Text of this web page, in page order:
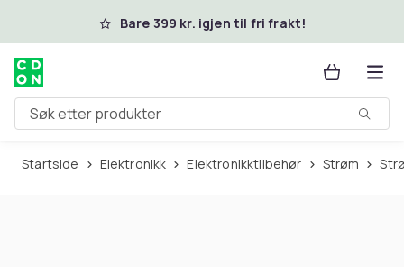
Hopp til hovedinnholdBare 399 kr. igjen til fri frakt!
Søk etter produkter
Startside Elektronikk Elektronikktilbehør Strøm